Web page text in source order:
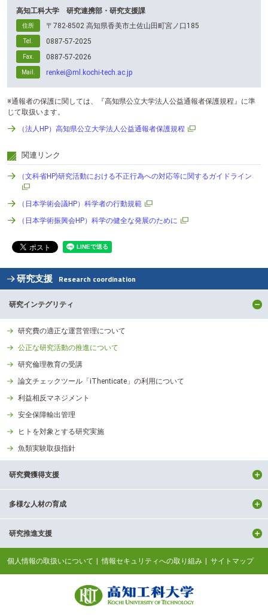
高知工科大学 研究連携部・研究支援課
住所 〒782-8502 高知県香美市土佐山田町宮ノ口185
Tel. 0887-57-2025
Fax. 0887-57-2026
Mail. renkei@ml.kochi-tech.ac.jp
※通報者の保護に関しては、『高知県公立大学法人公益通報者保護規程』に準
じて取扱います。
（法人HP）高知県公立大学法人公益通報者保護規程
関連リンク
（文科省HP)研究活動における不正行為への対応等に関するガイドライン
（日本学術会議HP）科学者の行動規範
（日本学術振興会HP）科学の健全な発展のために
研究支援 Research coordination
研究インテグリティ
研究費の適正な運営管理について
公正な研究活動の推進について
研究倫理教育の受講
論文チェックツール「iThenticate」の利用について
利益相反マネジメント
安全保障輸出管理
ヒトを対象とする研究実施
魚類実験取扱指針
研究費獲得支援
多様な人材の育成
研究推進支援
個人情報の取扱いについて 情報セキュリティへの取り組み サイトマップ